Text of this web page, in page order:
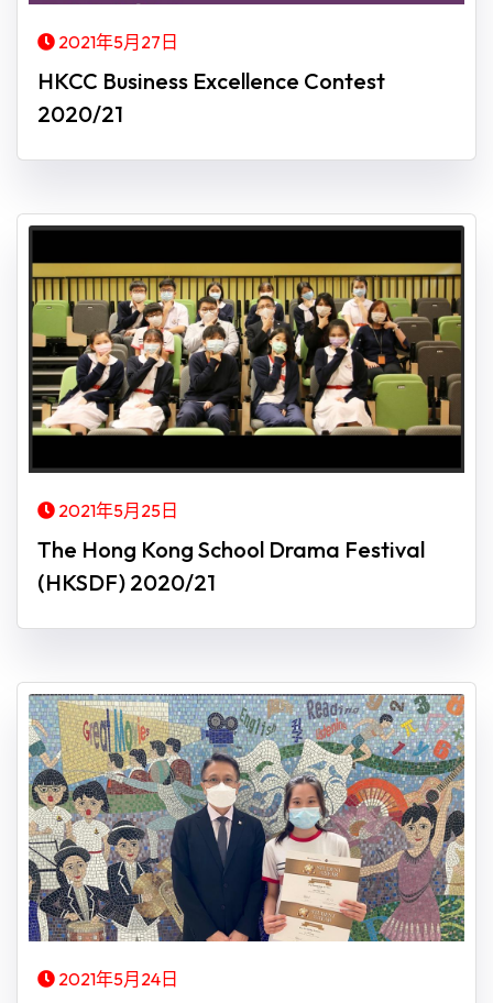
2021年5月27日
HKCC Business Excellence Contest
2020/21
2021年5月25日
The Hong Kong School Drama Festival
(HKSDF) 2020/21
2021年5月24日